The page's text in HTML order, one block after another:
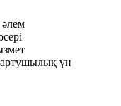
үн